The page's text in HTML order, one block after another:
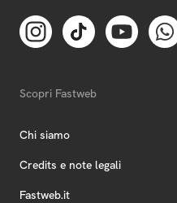
Scopri Fastweb
Chi siamo
Credits e note legali
Fastweb.it